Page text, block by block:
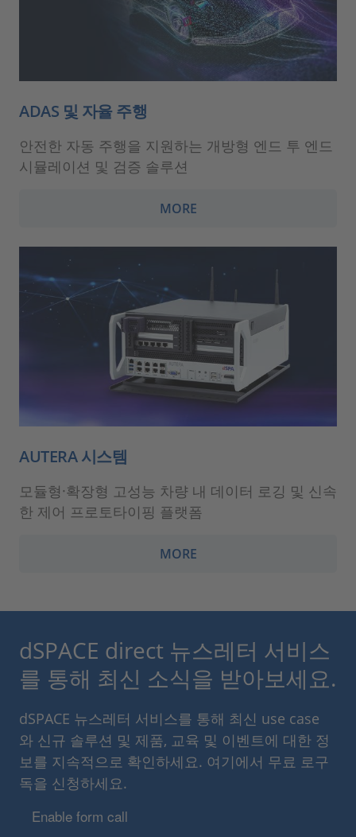
ADAS 및 자율 주행
안전한 자동 주행을 지원하는 개방형 엔드 투 엔드
시뮬레이션 및 검증 솔루션
MORE
AUTERA 시스템
모듈형·확장형 고성능 차량 내 데이터 로깅 및 신속
한 제어 프로토타이핑 플랫폼
MORE
dSPACE direct 뉴스레터 서비스
를 통해 최신 소식을 받아보세요.
dSPACE 뉴스레터 서비스를 통해 최신 use case
와 신규 솔루션 및 제품, 교육 및 이벤트에 대한 정
보를 지속적으로 확인하세요. 여기에서 무료 로구
독을 신청하세요.
Enable form call